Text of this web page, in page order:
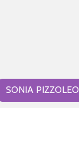
SONIA PIZZOLEO